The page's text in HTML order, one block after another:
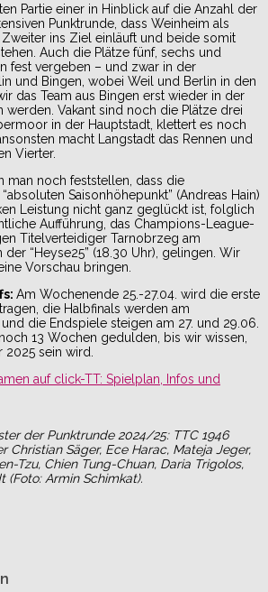
Partie einer in Hinblick auf die Anzahl der
Punktrunde, dass Weinheim als
Zweiter ins Ziel einläuft und beide somit
Auch die Plätze fünf, sechs und
fest vergeben – und zwar in der
und Bingen, wobei Weil und Berlin in den
das Team aus Bingen erst wieder in der
werden. Vakant sind noch die Plätze drei
in der Hauptstadt, klettert es noch
macht Langstadt das Rennen und
Vierter.
man noch feststellen, dass die
Saisonhöhepunkt” (Andreas Hain)
Leistung nicht ganz geglückt ist, folglich
Aufführung, das Champions-League-
Titelverteidiger Tarnobrzeg am
“Heyse25” (18.30 Uhr), gelingen. Wir
Vorschau bringen.
Am Wochenende 25.-27.04. wird die erste
die Halbfinals werden am
die Endspiele steigen am 27. und 29.06.
13 Wochen gedulden, bis wir wissen,
sein wird.
auf click-TT: Spielplan, Infos und
der Punktrunde 2024/25: TTC 1946
Christian Säger, Ece Harac, Mateja Jeger,
Tzu, Chien Tung-Chuan, Daria Trigolos,
(Foto: Armin Schimkat).